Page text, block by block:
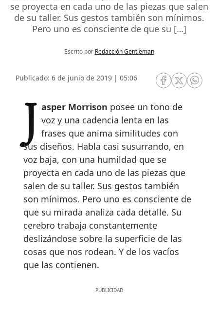
se proyecta en cada uno de las piezas que salen
de su taller. Sus gestos también son mínimos.
Pero uno es consciente de que su […]
Escrito por Redacción Gentleman
Publicado: 6 de junio de 2019 | 05:06
RRSS Facebook
RRSSRRSS
Jasper Morrison posee un tono de
voz y una cadencia lenta en las
frases que anima similitudes con
sus diseños. Habla casi susurrando, en
voz baja, con una humildad que se
proyecta en cada uno de las piezas que
salen de su taller. Sus gestos también
son mínimos. Pero uno es consciente de
que su mirada analiza cada detalle. Su
cerebro trabaja constantemente
deslizándose sobre la superficie de las
cosas que nos rodean. Y de los vacíos
que las contienen.